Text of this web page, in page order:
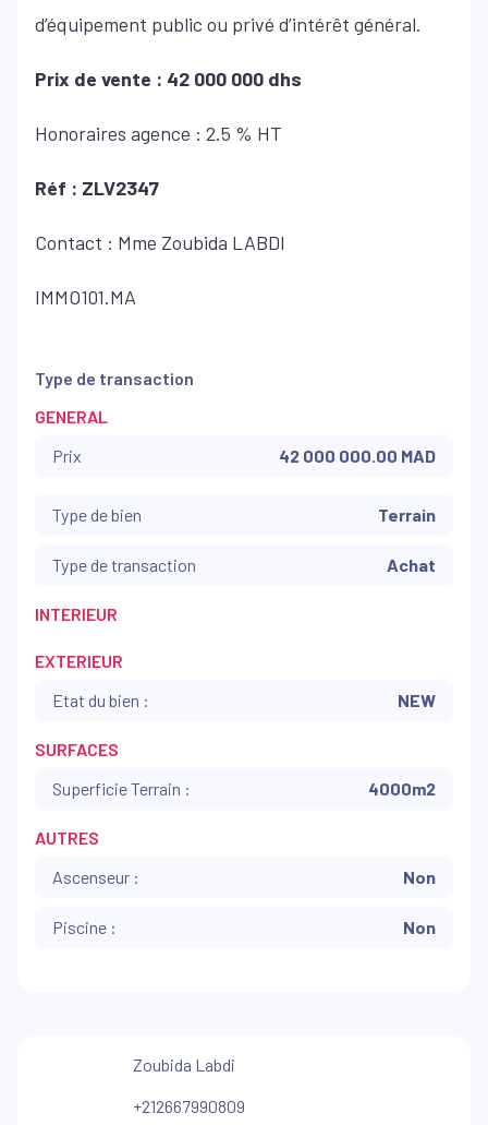
d’équipement public ou privé d’intérêt général.
Prix de vente : 42 000 000 dhs
Honoraires agence : 2.5 % HT
Réf : ZLV2347
Contact : Mme Zoubida LABDI
IMMO101.MA
Type de transaction
GENERAL
Prix
42 000 000.00 MAD
Type de bien Terrain
Type de transaction Achat
INTERIEUR
EXTERIEUR
Etat du bien :
NEW
SURFACES
Superficie Terrain :
4000m2
AUTRES
Ascenseur :
Non
Piscine : Non
Zoubida Labdi
+212667990809